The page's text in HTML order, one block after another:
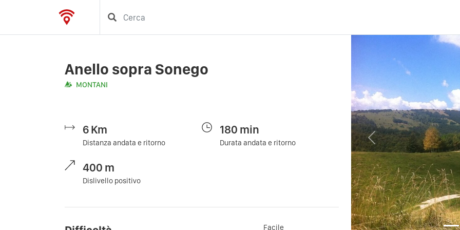
Anello sopra Sonego
MONTANI
6Km
Distanza andata e ritorno
180 min
Durata andata e ritorno
400 m
Dislivello positivo
Facile
Previous